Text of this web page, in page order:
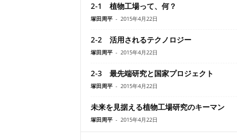
2-1 植物工場って、何？
塚田周平 - 2015年4月22日
2-2 活用されるテクノロジー
塚田周平 - 2015年4月22日
2-3 最先端研究と国家プロジェクト
塚田周平 - 2015年4月22日
未来を見据える植物工場研究のキーマン
塚田周平 - 2015年4月22日